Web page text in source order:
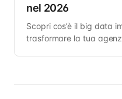
nel 2026
Scopri cos’è il big data
trasformare la tua